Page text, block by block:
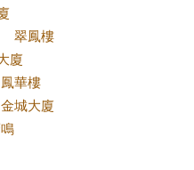
翠鳳樓
廈
鳳華樓
金城大廈